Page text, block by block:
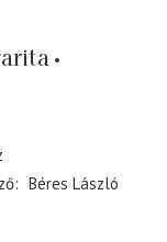
Béres László